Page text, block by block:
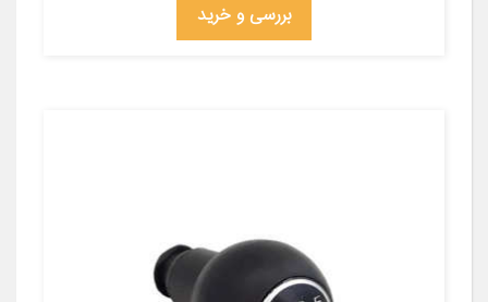
بررسی و خرید